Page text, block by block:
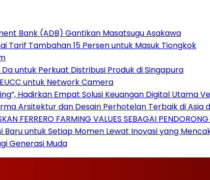
Bank (ADB) Gantikan Masatsugu Asakawa
Tarif Tambahan 15 Persen untuk Masuk Tiongkok
untuk Perkuat Distribusi Produk di Singapura
untuk Network Camera
Hadirkan Empat Solusi Keuangan Digital Utama
Arsitektur dan Desain Perhotelan Terbaik di Asia
FERRERO FARMING VALUES SEBAGAI
Baru untuk Setiap Momen Lewat Inovasi yang
Generasi Muda